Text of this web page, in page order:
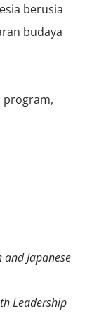
berusia
budaya
program,
Japanese
Leadership